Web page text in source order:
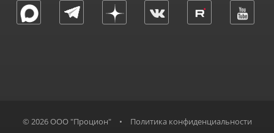
© 2026 ООО "Процион" • Политика конфиденциальности